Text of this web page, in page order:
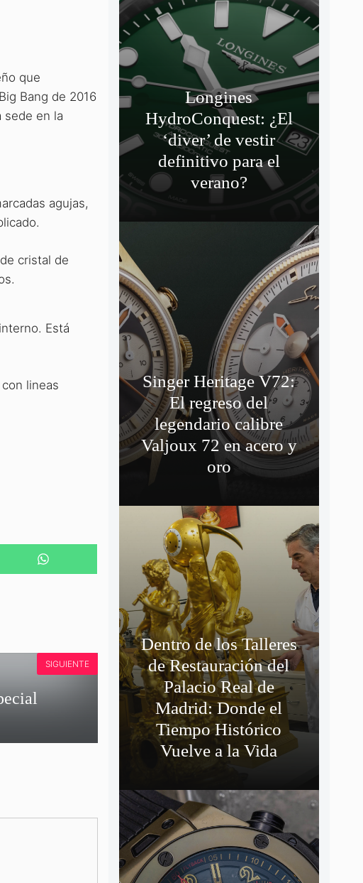
que
Bang de 2016
sede en la
agujas,
cristal de
Está
lineas
COMPARTIR
EN
SIGUIENTE
Longines
HydroConquest: ¿El
‘diver’ de vestir
definitivo para el
verano?
Singer Heritage V72:
El regreso del
legendario calibre
Valjoux 72 en acero y
oro
Dentro de los Talleres
de Restauración del
Palacio Real de
Madrid: Donde el
Tiempo Histórico
Vuelve a la Vida